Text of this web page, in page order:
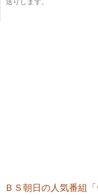
ＢＳ朝日の人気番組